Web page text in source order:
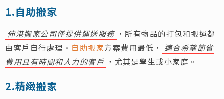
1.自助搬家
伸港搬家公司僅提供運送服務 ，所有物品的打包和搬運都
由客戶自行處理。 自助搬家方案費用最低，
適合希望節省
費用且有時間和人力的客戶 ，尤其是學生或小家庭。
2.精緻搬家